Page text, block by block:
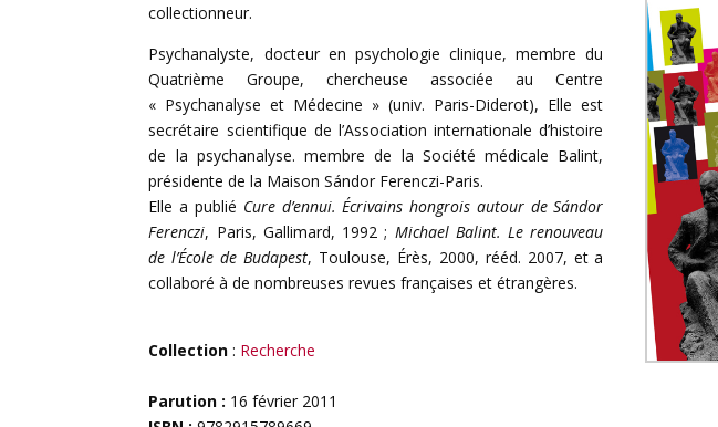
collectionneur.
Psychanalyste, docteur en psychologie clinique, membre du
Quatrième Groupe, chercheuse associée au Centre
« Psychanalyse et Médecine » (univ. Paris-Diderot), Elle est
secrétaire scientifique de l’Association internationale d’histoire
de la psychanalyse. membre de la Société médicale Balint,
présidente de la Maison Sándor Ferenczi-Paris.
Elle a publié Cure d’ennui.Écrivains hongrois autour deSándor
Ferenczi, Paris, Gallimard, 1992 ; Michael Balint. Le renouveau
de l’École de Budapest, Toulouse, Érès, 2000, rééd. 2007, et a
collaboré à de nombreuses revues françaises et étrangères.
Collection : Recherche
Parution : 16 février 2011